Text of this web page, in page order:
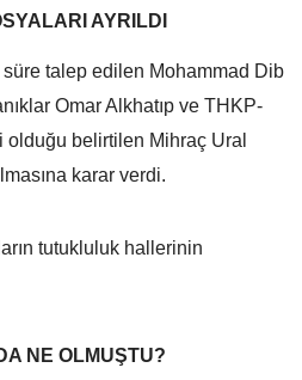
AYRILDI
süre talep edilen Mohammad Dib
Omar Alkhatıp ve THKP-
belirtilen Mihraç Ural
karar verdi.
tutukluluk hallerinin
NE OLMUŞTU?